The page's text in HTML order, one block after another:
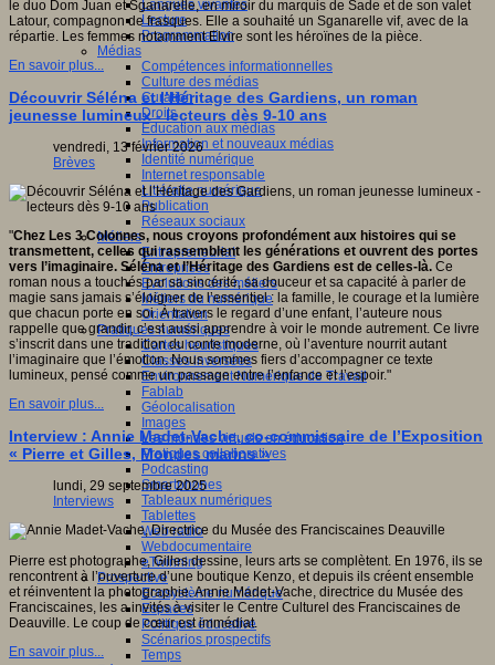
Langues vivantes
Lecture
Programmation
Médias
Compétences informationnelles
Culture des médias
Curation
Droits
Education aux médias
Information et nouveaux médias
Identité numérique
Internet responsable
Littératie numérique
Publication
Réseaux sociaux
Métiers
Entrepreneuriat
Entreprises
Evolutions des métiers
Métiers du numérique
Orientation
Pratiques numériques
Cartes heuristiques
Classes inversées
Environnement Numérique de Travail
Fablab
Géolocalisation
Images
Les mondes virtuels en éducation
Pratiques collaboratives
Podcasting
Smartphones
Tableaux numériques
Tablettes
Web radio
Webdocumentaire
eTwinning
Prospective
Ecosystème numérique
Espaces
Politique éducative
Scénarios prospectifs
Temps
le duo Dom Juan et Sganarelle, en miroir du marquis de Sade et de son valet
Latour, compagnon de frasques. Elle a souhaité un Sganarelle vif, avec de la
répartie. Les femmes notamment Elvire sont les héroïnes de la pièce.
En savoir plus...
Découvrir Séléna et l’Héritage des Gardiens, un roman
jeunesse lumineux - lecteurs dès 9-10 ans
vendredi, 13 février 2026
Brèves
"Chez Les 3 Colonnes, nous croyons profondément aux histoires qui se
transmettent, celles qui rassemblent les générations et ouvrent des portes
vers l’imaginaire. Séléna et l’Héritage des Gardiens est de celles-là. Ce
roman nous a touchés par sa sincérité, sa douceur et sa capacité à parler de
magie sans jamais s’éloigner de l’essentiel : la famille, le courage et la lumière
que chacun porte en soi. À travers le regard d’une enfant, l’auteure nous
rappelle que grandir, c’est aussi apprendre à voir le monde autrement. Ce livre
s’inscrit dans une tradition du conte moderne, où l’aventure nourrit autant
l’imaginaire que l’émotion. Nous sommes fiers d’accompagner ce texte
lumineux, pensé comme un passage entre l’enfance et l’espoir."
En savoir plus...
Interview : Annie Madet-Vache, co-commissaire de l’Exposition
« Pierre et Gilles, Mondes marins »
lundi, 29 septembre 2025
Interviews
Pierre est photographe, Gilles dessine, leurs arts se complètent. En 1976, ils se
rencontrent à l’ouverture d’une boutique Kenzo, et depuis ils créent ensemble
et réinventent la photographie. Annie Madet-Vache, directrice du Musée des
Franciscaines, les a invités à visiter le Centre Culturel des Franciscaines de
Deauville. Le coup de cœur est immédiat.
En savoir plus...